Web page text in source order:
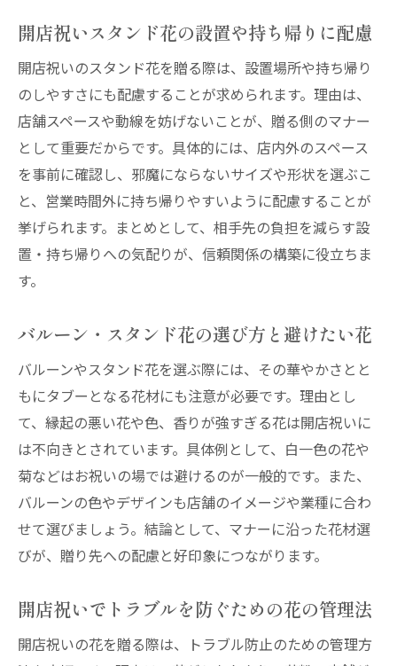
開店祝いスタンド花の設置や持ち帰りに配慮
開店祝いのスタンド花を贈る際は、設置場所や持ち帰り
のしやすさにも配慮することが求められます。理由は、
店舗スペースや動線を妨げないことが、贈る側のマナー
として重要だからです。具体的には、店内外のスペース
を事前に確認し、邪魔にならないサイズや形状を選ぶこ
と、営業時間外に持ち帰りやすいように配慮することが
挙げられます。まとめとして、相手先の負担を減らす設
置・持ち帰りへの気配りが、信頼関係の構築に役立ちま
す。
バルーン・スタンド花の選び方と避けたい花
バルーンやスタンド花を選ぶ際には、その華やかさとと
もにタブーとなる花材にも注意が必要です。理由とし
て、縁起の悪い花や色、香りが強すぎる花は開店祝いに
は不向きとされています。具体例として、白一色の花や
菊などはお祝いの場では避けるのが一般的です。また、
バルーンの色やデザインも店舗のイメージや業種に合わ
せて選びましょう。結論として、マナーに沿った花材選
びが、贈り先への配慮と好印象につながります。
開店祝いでトラブルを防ぐための花の管理法
開店祝いの花を贈る際は、トラブル防止のための管理方